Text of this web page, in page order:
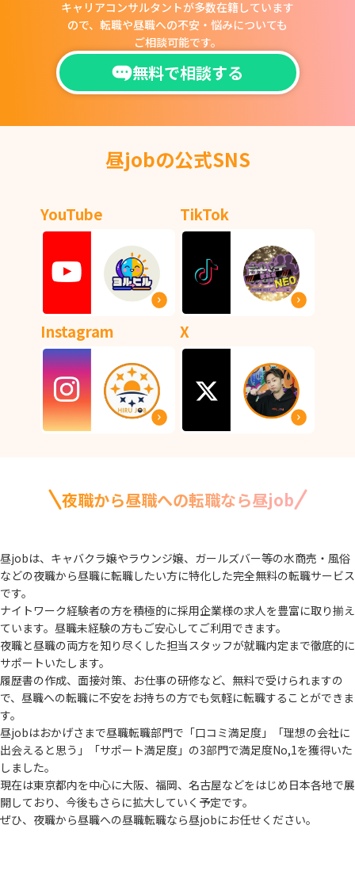
キャリアコンサルタントが多数在籍しています
ので、 転職や昼職への不安・悩みについても
ご相談可能です。
無料で相談する
昼jobの公式SNS
YouTube TikTok
Instagram X
夜職から昼職への転職なら昼job
昼jobは、キャバクラ嬢やラウンジ嬢、ガールズバー等の水商売・風俗
などの夜職から昼職に転職したい方に特化した完全無料の転職サービス
です。
ナイトワーク経験者の方を積極的に採用企業様の求人を豊富に取り揃え
ています。 昼職未経験の方もご安心してご利用できます。
夜職と昼職の両方を知り尽くした担当スタッフが就職内定まで徹底的に
サポートいたします。
履歴書の作成、面接対策、お仕事の研修など、無料で受けられますの
で、 昼職への転職に不安をお持ちの方でも気軽に転職することができま
す。
昼jobはおかげさまで昼職転職部門で「口コミ満足度」「理想の会社に
出会えると思う」
「サポート満足度」の3部門で満足度No,1を獲得いた
しました。
現在は東京都内を中心に大阪、福岡、名古屋などをはじめ日本各地で展
開しており、 今後もさらに拡大していく予定です。
ぜひ、夜職から昼職への昼職転職なら昼jobにお任せください。